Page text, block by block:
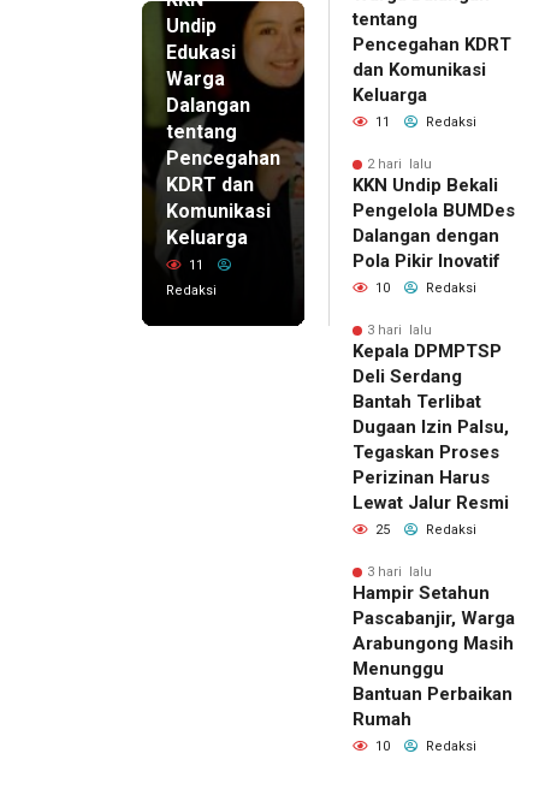
Undip
Edukasi
Warga
Dalangan
tentang
Pencegahan
KDRT dan
Komunikasi
Keluarga
11
Redaksi
tentang
Pencegahan KDRT
dan Komunikasi
Keluarga
11 Redaksi
2 hari lalu
KKN Undip Bekali
Pengelola BUMDes
Dalangan dengan
Pola Pikir Inovatif
10 Redaksi
3 hari lalu
Kepala DPMPTSP
Deli Serdang
Bantah Terlibat
Dugaan Izin Palsu,
Tegaskan Proses
Perizinan Harus
Lewat Jalur Resmi
25 Redaksi
3 hari lalu
Hampir Setahun
Pascabanjir, Warga
Arabungong Masih
Menunggu
Bantuan Perbaikan
Rumah
10 Redaksi